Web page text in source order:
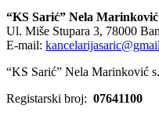
“KS Sarić” Nela Marinković
Ul. Miše Stupara 3, 78000
E-mail:
“KS Sarić” Nela Marinković
Registarski broj: 07641100